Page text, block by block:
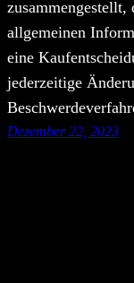
allgemeinen
eine
jederzeitige
Dezember 22, 2023